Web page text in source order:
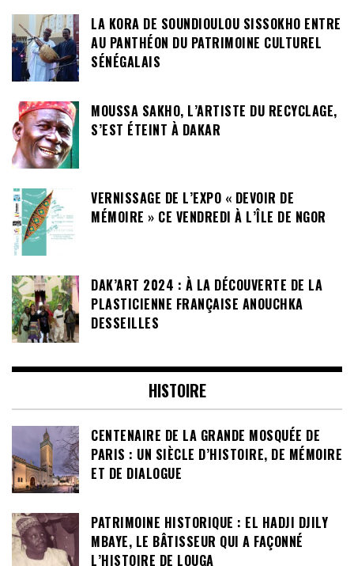
LA KORA DE SOUNDIOULOU SISSOKHO ENTRE
AU PANTHÉON DU PATRIMOINE CULTUREL
SÉNÉGALAIS
MOUSSA SAKHO, L’ARTISTE DU RECYCLAGE,
S’EST ÉTEINT À DAKAR
VERNISSAGE DE L’EXPO « DEVOIR DE
MÉMOIRE » CE VENDREDI À L’ÎLE DE NGOR
DAK’ART 2024 : À LA DÉCOUVERTE DE LA
PLASTICIENNE FRANÇAISE ANOUCHKA
DESSEILLES
HISTOIRE
CENTENAIRE DE LA GRANDE MOSQUÉE DE
PARIS : UN SIÈCLE D’HISTOIRE, DE MÉMOIRE
ET DE DIALOGUE
PATRIMOINE HISTORIQUE : EL HADJI DJILY
MBAYE, LE BÂTISSEUR QUI A FAÇONNÉ
L’HISTOIRE DE LOUGA